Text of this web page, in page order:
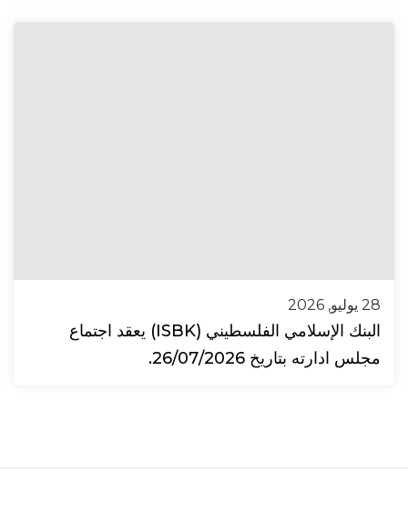
28 يوليو, 2026
البنك الإسلامي الفلسطيني (ISBK) يعقد اجتماع
مجلس ادارته بتاريخ 26/07/2026.